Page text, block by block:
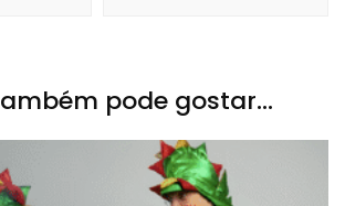
pode gostar...